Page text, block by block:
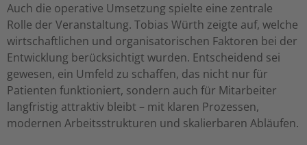
Auch die operative Umsetzung spielte eine zentrale
Rolle der Veranstaltung. Tobias Würth zeigte auf, welche
wirtschaftlichen und organisatorischen Faktoren bei der
Entwicklung berücksichtigt wurden. Entscheidend sei
gewesen, ein Umfeld zu schaffen, das nicht nur für
Patienten funktioniert, sondern auch für Mitarbeiter
langfristig attraktiv bleibt – mit klaren Prozessen,
modernen Arbeitsstrukturen und skalierbaren Abläufen.